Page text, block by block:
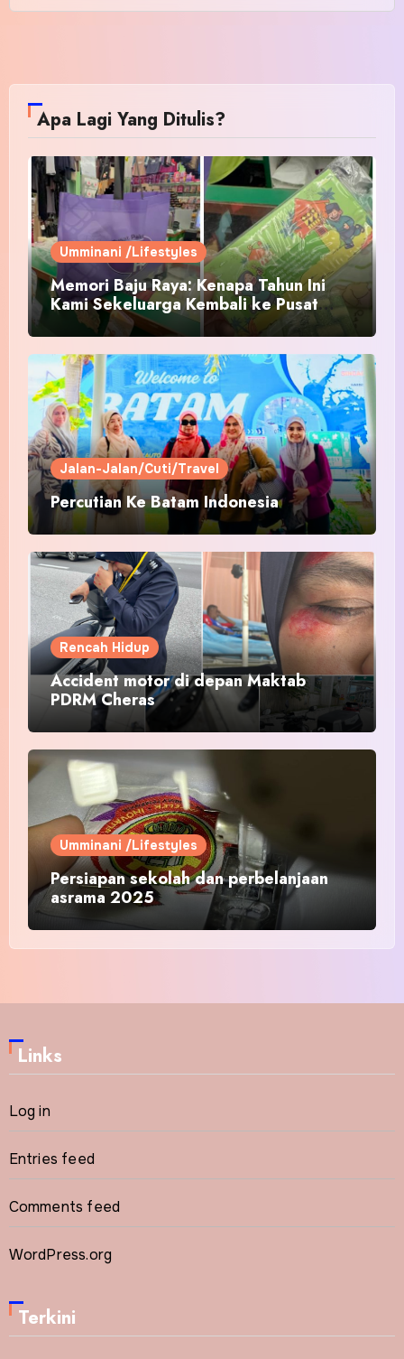
Apa Lagi Yang Ditulis?
Umminani /Lifestyles
Memori Baju Raya: Kenapa Tahun Ini
Kami Sekeluarga Kembali ke Pusat
Pakaian Hari-Hari?
Jalan-Jalan/Cuti/Travel
Percutian Ke Batam Indonesia
Rencah Hidup
Accident motor di depan Maktab
PDRM Cheras
Umminani /Lifestyles
Persiapan sekolah dan perbelanjaan
asrama 2025
Links
Log in
Entries feed
Comments feed
WordPress.org
Terkini